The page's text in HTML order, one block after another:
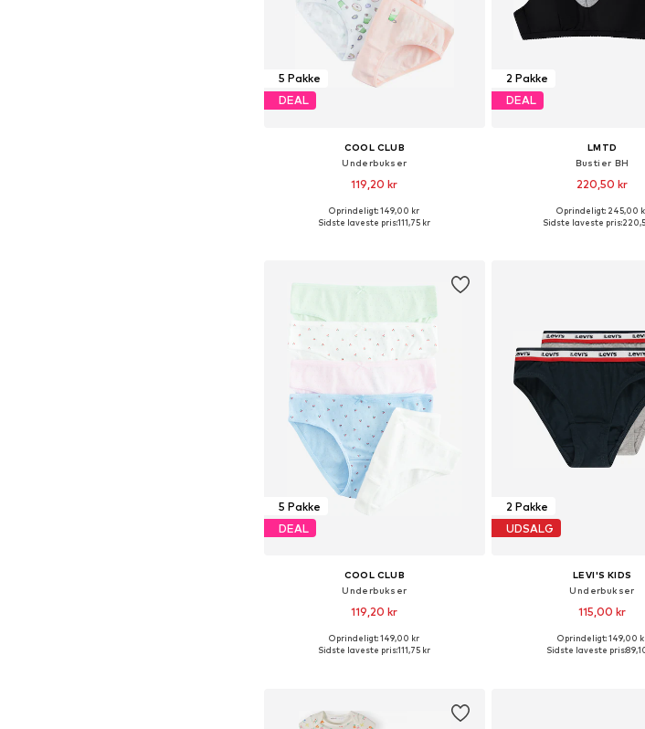
5 Pakke
DEAL
COOL CLUB
Underbukser
119,20 kr
Oprindeligt: 149,00 kr
Sidste laveste pris:111,75 kr
2 Pakke
DEAL
LMTD
Bustier BH
220,50 kr
Oprindeligt: 245,00
Sidste laveste pris:
5 Pakke
DEAL
COOL CLUB
Underbukser
119,20 kr
Oprindeligt: 149,00 kr
Sidste laveste pris:111,75 kr
2 Pakke
UDSALG
LEVI'S KIDS
Underbukser
115,00 kr
Tilgængelige størrelser: 116-
Oprindeligt: 149,00
Sidste laveste pris: